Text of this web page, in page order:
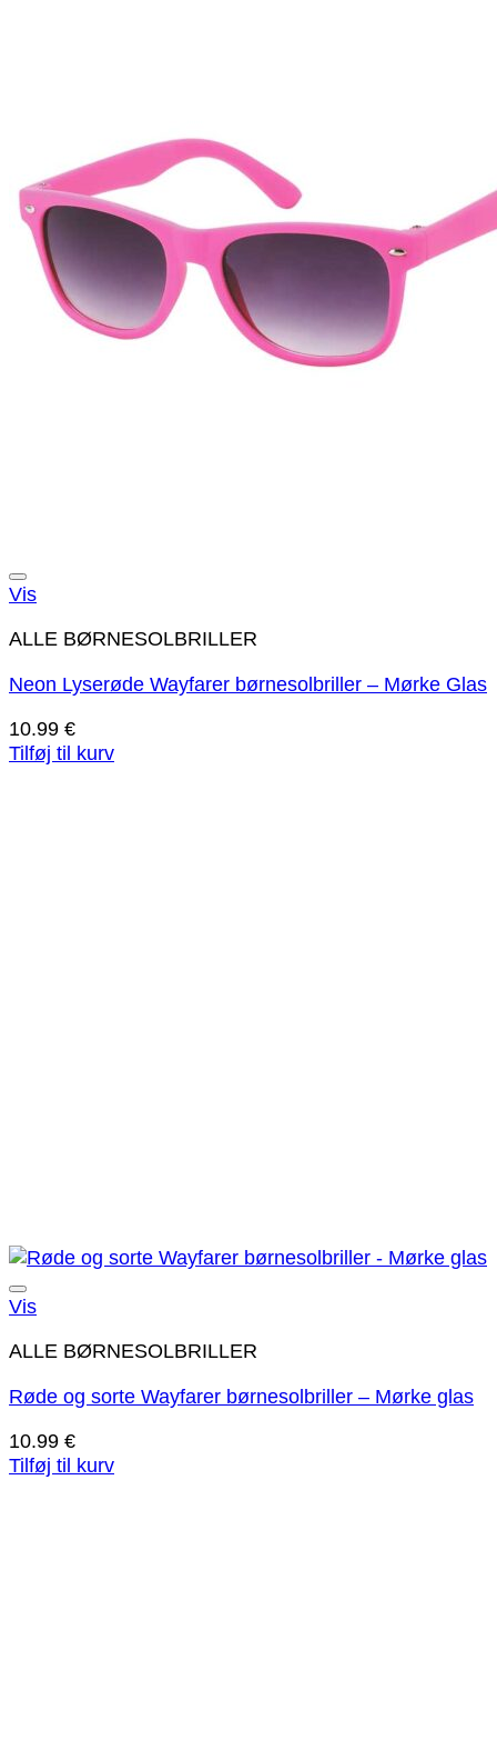
Vis
ALLE BØRNESOLBRILLER
Neon Lyserøde Wayfarer børnesolbriller – Mørke Glas
10.99 €
Tilføj til kurv
Vis
ALLE BØRNESOLBRILLER
Røde og sorte Wayfarer børnesolbriller – Mørke glas
10.99 €
Tilføj til kurv